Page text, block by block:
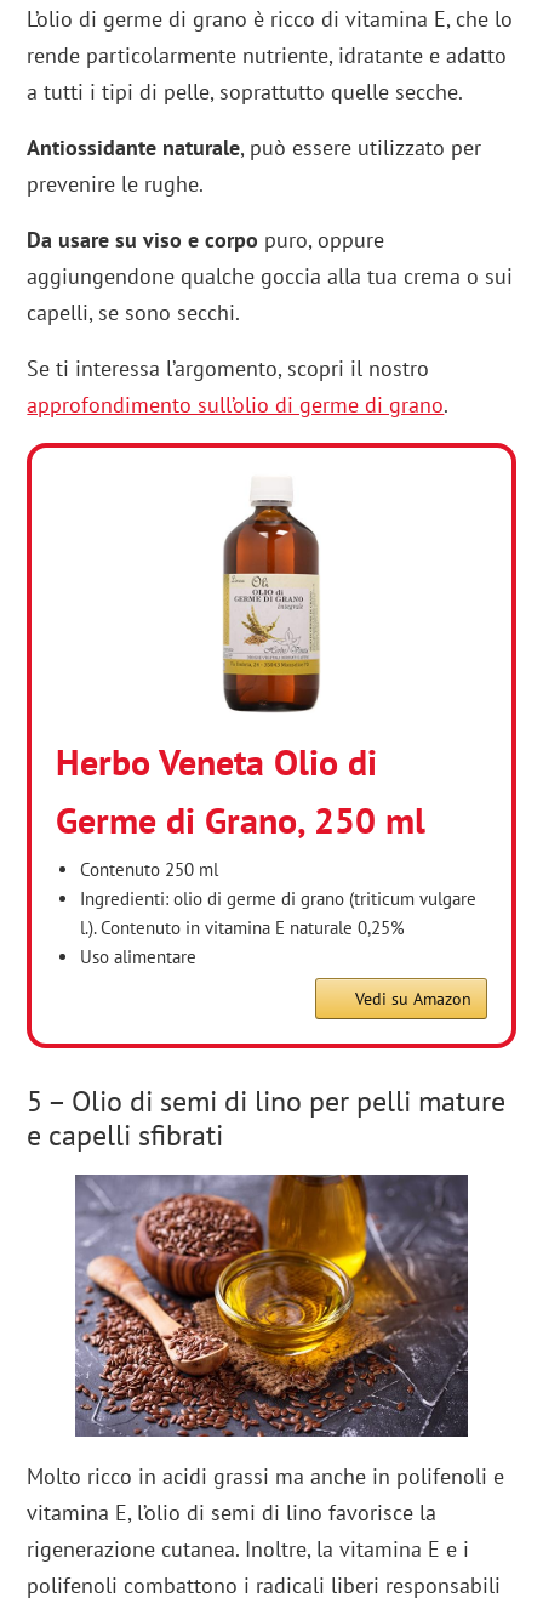
L’olio di germe di grano è ricco di vitamina E, che lo
rende particolarmente nutriente, idratante e adatto
a tutti i tipi di pelle, soprattutto quelle secche.
Antiossidante naturale, può essere utilizzato per
prevenire le rughe.
Da usare su viso e corpo puro, oppure
aggiungendone qualche goccia alla tua crema o sui
capelli, se sono secchi.
Se ti interessa l’argomento, scopri il nostro
approfondimento sull’olio di germe di grano.
Herbo Veneta Olio di
Germe di Grano, 250 ml
Contenuto 250 ml
Ingredienti: olio di germe di grano (triticum vulgare
l.). Contenuto in vitamina E naturale 0,25%
Uso alimentare
Vedi su Amazon
5 – Olio di semi di lino per pelli mature
e capelli sfibrati
Molto ricco in acidi grassi ma anche in polifenoli e
vitamina E, l’olio di semi di lino favorisce la
rigenerazione cutanea. Inoltre, la vitamina E e i
polifenoli combattono i radicali liberi responsabili